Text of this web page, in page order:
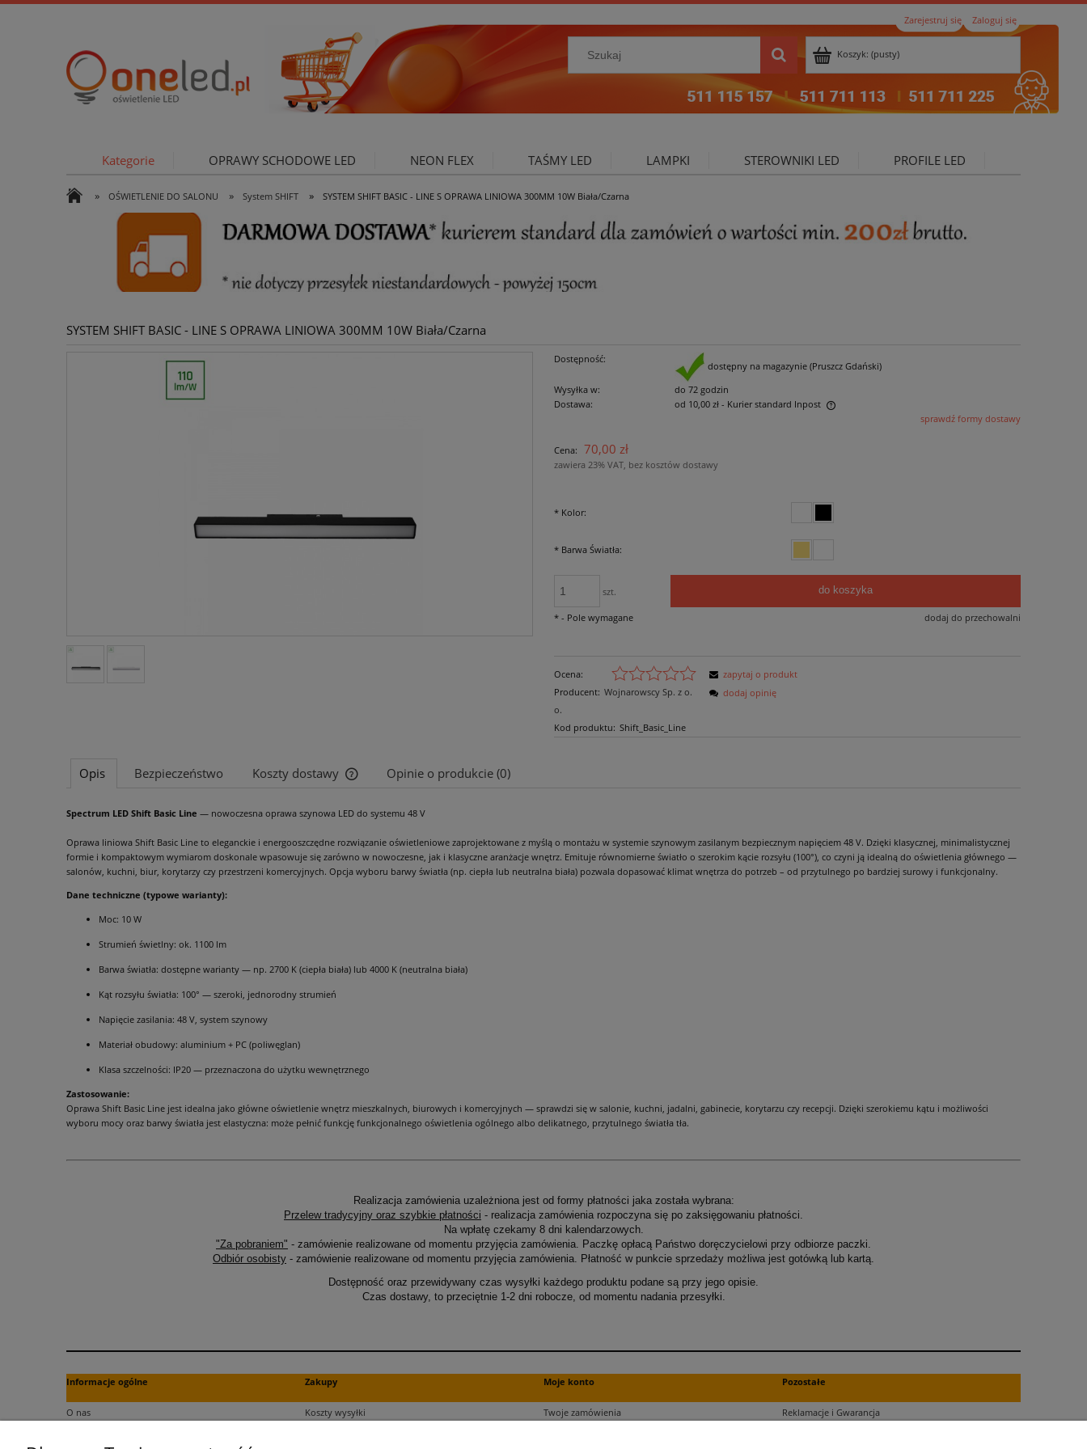
Zarejestruj się Zaloguj się
Koszyk: (pusty)
Kategorie OPRAWY SCHODOWE LED NEON FLEX TAŚMY LED LAMPKI STEROWNIKI LED PROFILE LED
» OŚWIETLENIE DO SALONU » System SHIFT » SYSTEM SHIFT BASIC - LINE S OPRAWA LINIOWA 300MM 10W Biała/Czarna
SYSTEM SHIFT BASIC - LINE S OPRAWA LINIOWA 300MM 10W Biała/Czarna
Dostępność:
dostępny na magazynie (Pruszcz Gdański)
Wysyłka w:
do 72 godzin
Dostawa:
od 10,00 zł - Kurier standard Inpost
płatności
sprawdź formy dostawy
Cena: 70,00 zł
zawiera 23% VAT, bez kosztów dostawy
*Kolor:
*Barwa Światła:
szt. do koszyka
dodaj do przechowalni
*- Pole wymagane
Ocena:
Producent: Wojnarowscy Sp. z o.
o.
Kod produktu: Shift_Basic_Line
zapytaj o produkt
dodaj opinię
Opis Bezpieczeństwo Koszty dostawy
Cena nie zawiera ewentualnych kosztów
Opinie o produkcie (0)
Spectrum LED Shift Basic Line — nowoczesna oprawa szynowa LED do systemu 48 V
Oprawa liniowa Shift Basic Line to eleganckie i energooszczędne rozwiązanie oświetleniowe zaprojektowane z myślą o montażu w systemie szynowym zasilanym bezpiecznym napięciem 48 V. Dzięki klasycznej, minimalistycznej
formie i kompaktowym wymiarom doskonale wpasowuje się zarówno w nowoczesne, jak i klasyczne aranżacje wnętrz. Emituje równomierne światło o szerokim kącie rozsyłu (100°), co czyni ją idealną do oświetlenia głównego —
salonów, kuchni, biur, korytarzy czy przestrzeni komercyjnych. Opcja wyboru barwy światła (np. ciepła lub neutralna biała) pozwala dopasować klimat wnętrza do potrzeb – od przytulnego po bardziej surowy i funkcjonalny.
Dane techniczne (typowe warianty):
Moc: 10 W
Strumień świetlny: ok. 1100 lm
Barwa światła: dostępne warianty — np. 2700 K (ciepła biała) lub 4000 K (neutralna biała)
Kąt rozsyłu światła: 100° — szeroki, jednorodny strumień
Napięcie zasilania: 48 V, system szynowy
Materiał obudowy: aluminium + PC (poliwęglan)
Klasa szczelności: IP20 — przeznaczona do użytku wewnętrznego
Zastosowanie:
Oprawa Shift Basic Line jest idealna jako główne oświetlenie wnętrz mieszkalnych, biurowych i komercyjnych — sprawdzi się w salonie, kuchni, jadalni, gabinecie, korytarzu czy recepcji. Dzięki szerokiemu kątu i możliwości
wyboru mocy oraz barwy światła jest elastyczna: może pełnić funkcję funkcjonalnego oświetlenia ogólnego albo delikatnego, przytulnego światła tła.
Realizacja zamówienia uzależniona jest od formy płatności jaka została wybrana:
Przelew tradycyjny oraz szybkie płatności - realizacja zamówienia rozpoczyna się po zaksięgowaniu płatności.
Na wpłatę czekamy 8 dni kalendarzowych.
"Za pobraniem" - zamówienie realizowane od momentu przyjęcia zamówienia. Paczkę opłacą Państwo doręczycielowi przy odbiorze paczki.
Odbiór osobisty - zamówienie realizowane od momentu przyjęcia zamówienia. Płatność w punkcie sprzedaży możliwa jest gotówką lub kartą.
Dostępność oraz przewidywany czas wysyłki każdego produktu podane są przy jego opisie.
Czas dostawy, to przeciętnie 1-2 dni robocze, od momentu nadania przesyłki.
Informacje ogólne
O nas
Zakupy
Koszty wysyłki
Moje konto
Twoje zamówienia
Pozostałe
Reklamacje i Gwarancja